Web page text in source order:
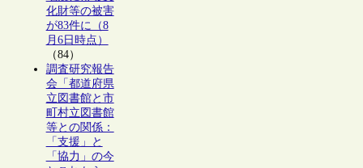
化財等の被害
が83件に（8
月6日時点）
（84）
調査研究報告
会「都道府県
立図書館と市
町村立図書館
等との関係：
「支援」と
「協力」の今